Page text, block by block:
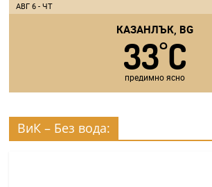
АВГ 6 - ЧТ
КАЗАНЛЪК, BG
33°C
предимно ясно
ВиК – Без вода: